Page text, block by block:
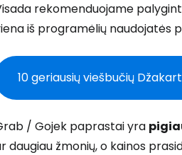
rekomenduojame
iš programėlių naudojatės
10 geriausių viešbučių
/ Gojek paprastai yra
daugiau žmonių, o kainos
...